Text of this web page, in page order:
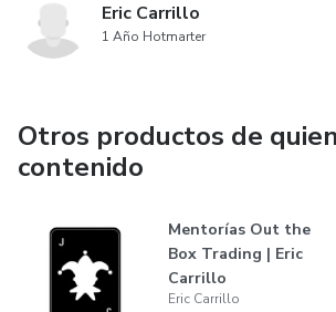
riesgo, estilos de trading, estrategias, etc.
- Sorteos
- Personas y contactos con tus mismas
Eric Carrillo
1 Año Hotmarter
Otros productos de
contenido
Mentorías Out the
Box Trading | Eric
Carrillo
Eric Carrillo